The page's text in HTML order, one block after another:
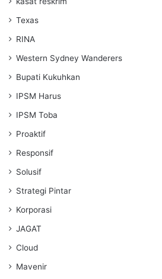
Texas
RINA
Western Sydney Wanderers
Bupati Kukuhkan
IPSM Harus
IPSM Toba
Proaktif
Responsif
Solusif
Strategi Pintar
Korporasi
JAGAT
Cloud
Mavenir